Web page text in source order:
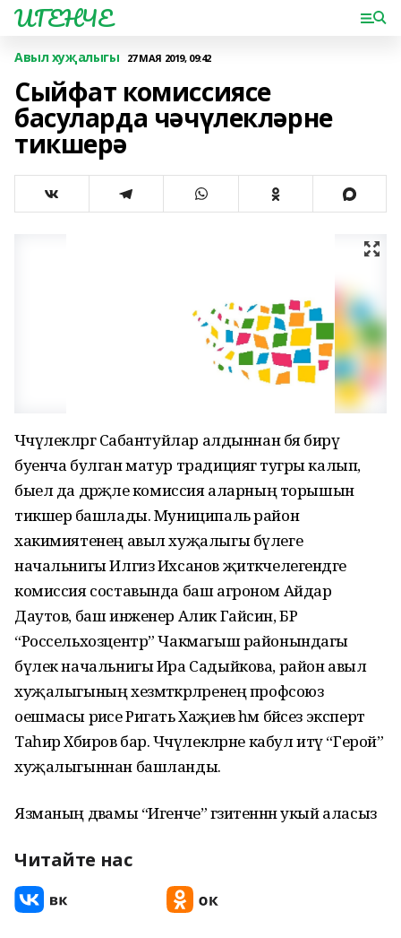
ИГЕНЧЕ
Авыл хуҗалыгы 27 МАЯ 2019, 09:42
Сыйфат комиссиясе
басуларда чәчүлекләрне
тикшерә
Чәчүлекләргә Сабантуйлар алдыннан бәя бирү
буенча булган матур традициягә тугры калып,
быел да дәрәҗәле комиссия аларның торышын
тикшерә башлады. Муниципаль район
хакимиятенең авыл хуҗалыгы бүлеге
начальнигы Илгиз Ихсанов җитәкчелегендәге
комиссия составында баш агроном Айдар
Даутов, баш инженер Алик Гайсин, БР
“Россельхозцентр” Чакмагыш районындагы
бүлек начальнигы Ира Садыйкова, район авыл
хуҗалыгының хезмәткәрләренең профсоюз
оешмасы рәисе Ригать Хаҗиев һәм бәйсез эксперт
Таһир Хәбиров бар. Чәчүлекләрне кабул итү “Герой”
хуҗалыгыннан башланды.
Язманың дәвамы “Игенче” гәзитеннән укый аласыз
Читайте нас